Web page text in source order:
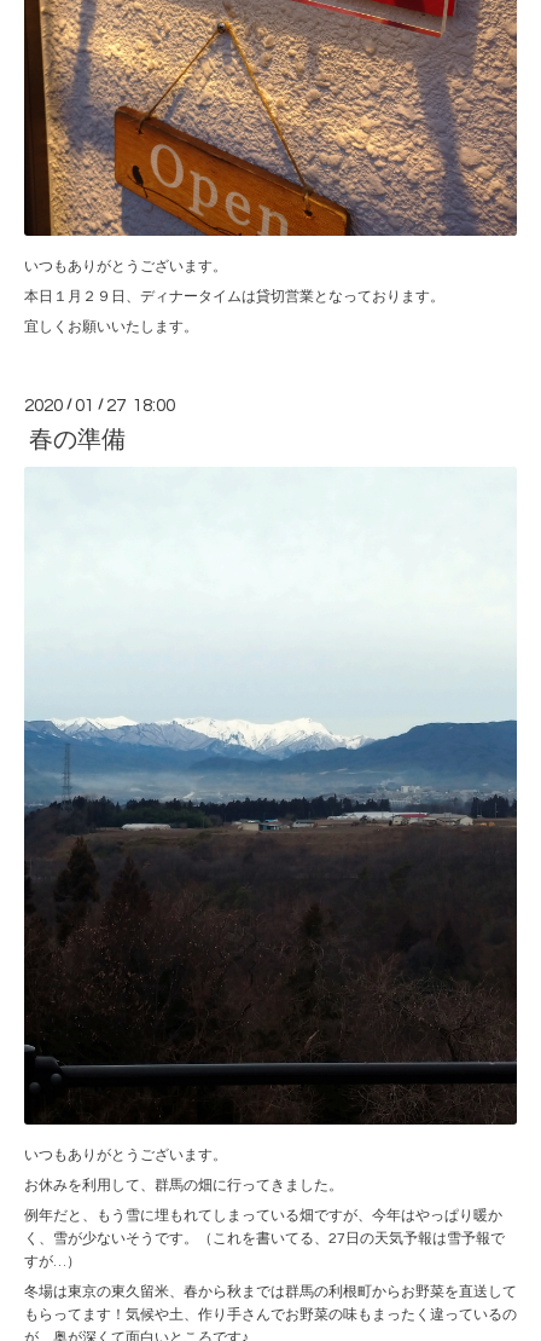
いつもありがとうございます。
本日１月２９日、ディナータイムは貸切営業となっております。
宜しくお願いいたします。
2020 /01 / 27 18:00
春の準備
いつもありがとうございます。
お休みを利用して、群馬の畑に行ってきました。
例年だと、もう雪に埋もれてしまっている畑ですが、今年はやっぱり暖か
く、雪が少ないそうです。（これを書いてる、27日の天気予報は雪予報で
すが…）
冬場は東京の東久留米、春から秋までは群馬の利根町からお野菜を直送して
もらってます！気候や土、作り手さんでお野菜の味もまったく違っているの
が、奥が深くて面白いところです♪